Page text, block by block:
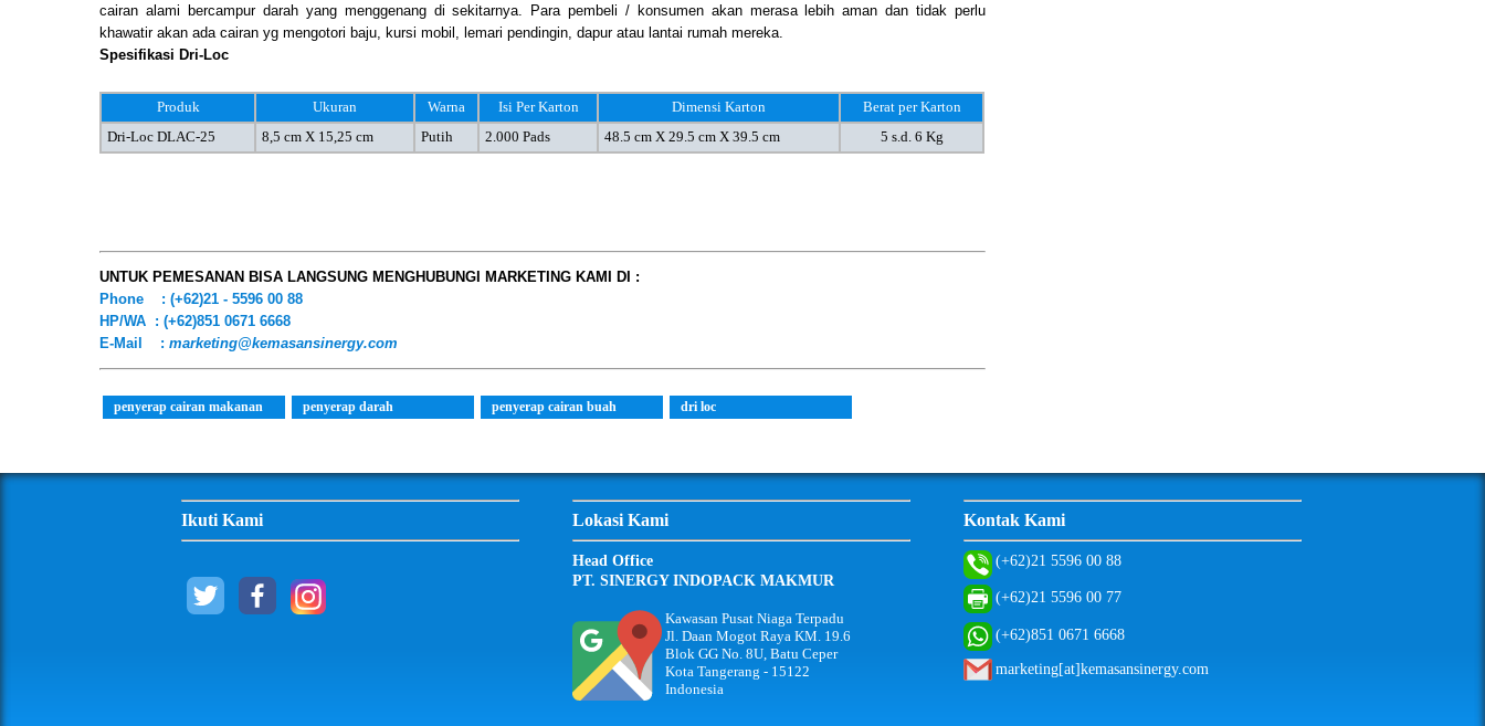
cairan alami bercampur darah yang menggenang di sekitarnya. Para pembeli / konsumen akan merasa lebih aman dan tidak perlu
khawatir akan ada cairan yg mengotori baju, kursi mobil, lemari pendingin, dapur atau lantai rumah mereka.
Spesifikasi Dri-Loc
Produk Ukuran Warna Isi Per Karton Dimensi Karton
Berat per Karton
Dri-Loc DLAC-25
8,5 cm X 15,25 cm Putih 2.000 Pads 48.5 cm X 29.5 cm X 39.5 cm 5 s.d. 6 Kg
UNTUK PEMESANAN BISA LANGSUNG MENGHUBUNGI MARKETING KAMI DI :
Phone : (+62)21 - 5596 00 88
HP/WA : (+62)851 0671 6668
E-Mail :marketing@kemasansinergy.com
penyerap cairan makanan penyerap darah penyerap cairan buah dri loc
Ikuti Kami Lokasi Kami
Head Office
PT. SINERGY INDOPACK MAKMUR
Kawasan Pusat Niaga Terpadu
Jl. Daan Mogot Raya KM. 19.6
Blok GG No. 8U, Batu Ceper
Kota Tangerang - 15122
Indonesia
Kontak Kami
(+62)21 5596 00 88
(+62)21 5596 00 77
(+62)851 0671 6668
marketing[at]kemasansinergy.com